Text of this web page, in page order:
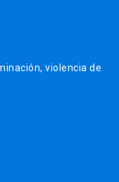
violencia de